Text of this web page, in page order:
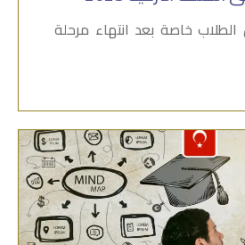
الطلاب خاصة بعد انتهاء مرحلة